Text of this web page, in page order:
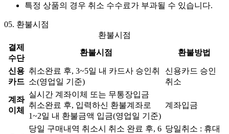
특정 상품의 경우 취소 수수료가 부과될 수 있습니다.
05. 환불시점
환불시점
결제
수단
환불시점 환불방법
신용
카드
취소완료 후, 3~5일 내 카드사 승인취
소(영업일 기준)
신용카드 승인
취소
계좌
이체
실시간 계좌이체 또는 무통장입금
취소완료 후, 입력하신 환불계좌로
1~2일 내 환불금액 입금(영업일 기준)
계좌입금
당일 구매내역 취소시 취소 완료 후, 6 당일취소 : 휴대